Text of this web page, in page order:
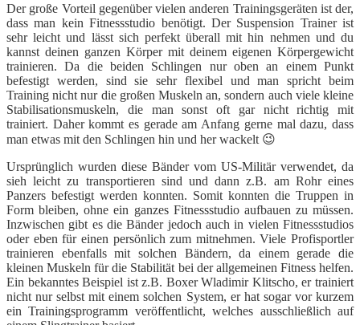
Der große Vorteil gegenüber vielen anderen Trainingsgeräten ist der,
dass man kein Fitnessstudio benötigt. Der Suspension Trainer ist
sehr leicht und lässt sich perfekt überall mit hin nehmen und du
kannst deinen ganzen Körper mit deinem eigenen Körpergewicht
trainieren. Da die beiden Schlingen nur oben an einem Punkt
befestigt werden, sind sie sehr flexibel und man spricht beim
Training nicht nur die großen Muskeln an, sondern auch viele kleine
Stabilisationsmuskeln, die man sonst oft gar nicht richtig mit
trainiert. Daher kommt es gerade am Anfang gerne mal dazu, dass
man etwas mit den Schlingen hin und her wackelt 😉
Ursprünglich wurden diese Bänder vom US-Militär verwendet, da
sieh leicht zu transportieren sind und dann z.B. am Rohr eines
Panzers befestigt werden konnten. Somit konnten die Truppen in
Form bleiben, ohne ein ganzes Fitnessstudio aufbauen zu müssen.
Inzwischen gibt es die Bänder jedoch auch in vielen Fitnessstudios
oder eben für einen persönlich zum mitnehmen. Viele Profisportler
trainieren ebenfalls mit solchen Bändern, da einem gerade die
kleinen Muskeln für die Stabilität bei der allgemeinen Fitness helfen.
Ein bekanntes Beispiel ist z.B. Boxer Wladimir Klitscho, er trainiert
nicht nur selbst mit einem solchen System, er hat sogar vor kurzem
ein Trainingsprogramm veröffentlicht, welches ausschließlich auf